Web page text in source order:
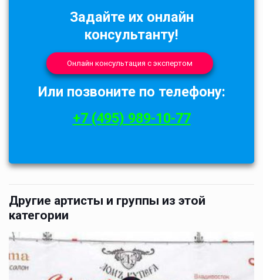
Задайте их онлайн
консультанту!
Онлайн консультация с экспертом
Или позвоните по телефону:
+7 (495) 989-10-77
Другие артисты и группы из этой
категории